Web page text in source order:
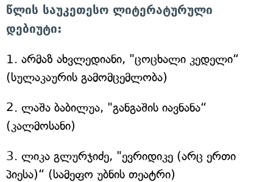
წლის საუკეთესო ლიტერატურული
დებიუტი:
1. არმაზ ახვლედიანი, "ცოცხალი კედელი“
(სულაკაურის გამომცემლობა)
2. ლაშა ბაბილუა, "განგაშის იავნანა“
(კალმოსანი)
3. ლიკა გლურჯიძე, "ევრიდიკე (არც ერთი
პიესა)“ (სამეფო უბნის თეატრი)